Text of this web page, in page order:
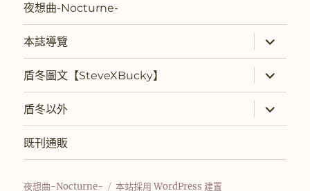
夜想曲-Nocturne-
本誌導覽
開
子
選
單
盾冬圖文【SteveXBucky】
開
子
選
單
盾冬以外
開
子
既刊通販
夜想曲-Nocturne- 本站採用 WordPress 建置